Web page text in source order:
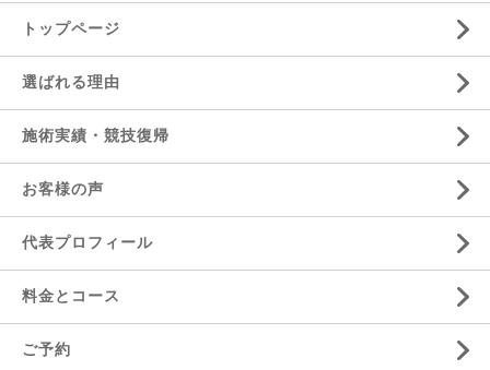
トップページ
選ばれる理由
施術実績・競技復帰
お客様の声
代表プロフィール
料金とコース
ご予約